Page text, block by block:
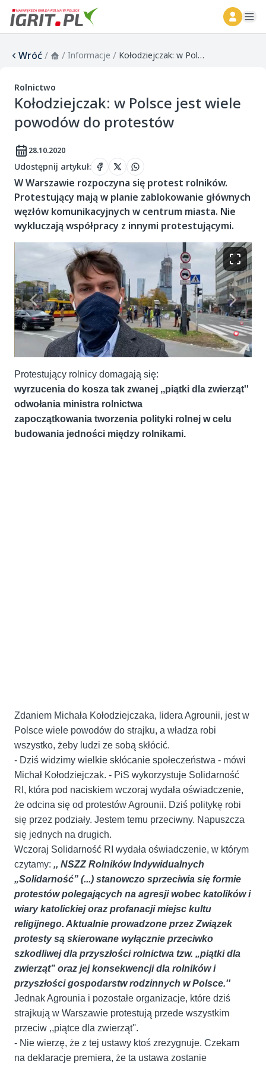
Wróć/ / Informacje / Kołodziejczak: w Polsce jest wiele powodów do protestów
Rolnictwo
Kołodziejczak: w Polsce jest wiele
powodów do protestów
28.10.2020
Udostępnij artykuł:
W Warszawie rozpoczyna się protest rolników.
Protestujący mają w planie zablokowanie głównych
węzłów komunikacyjnych w centrum miasta. Nie
wykluczają współpracy z innymi protestującymi.
Protestujący rolnicy domagają się:
wyrzucenia do kosza tak zwanej ,,piątki dla zwierząt''
odwołania ministra rolnictwa
zapoczątkowania tworzenia polityki rolnej w celu
budowania jedności między rolnikami.
Zdaniem Michała Kołodziejczaka, lidera Agrounii, jest w
Polsce wiele powodów do strajku, a władza robi
wszystko, żeby ludzi ze sobą skłócić.
- Dziś widzimy wielkie skłócanie społeczeństwa - mówi
Michał Kołodziejczak. - PiS wykorzystuje Solidarność
RI, która pod naciskiem wczoraj wydała oświadczenie,
że odcina się od protestów Agrounii. Dziś politykę robi
się przez podziały. Jestem temu przeciwny. Napuszcza
się jednych na drugich.
Wczoraj Solidarność RI wydała oświadczenie, w którym
czytamy: ,, NSZZ Rolników Indywidualnych
„Solidarność” (...) stanowczo sprzeciwia się formie
protestów polegających na agresji wobec katolików i
wiary katolickiej oraz profanacji miejsc kultu
religijnego. Aktualnie prowadzone przez Związek
protesty są skierowane wyłącznie przeciwko
szkodliwej dla przyszłości rolnictwa tzw. „piątki dla
zwierząt” oraz jej konsekwencji dla rolników i
przyszłości gospodarstw rodzinnych w Polsce.''
Jednak Agrounia i pozostałe organizacje, które dziś
strajkują w Warszawie protestują przede wszystkim
przeciw ,,piątce dla zwierząt''.
- Nie wierzę, że z tej ustawy ktoś zrezygnuje. Czekam
na deklaracje premiera, że ta ustawa zostanie